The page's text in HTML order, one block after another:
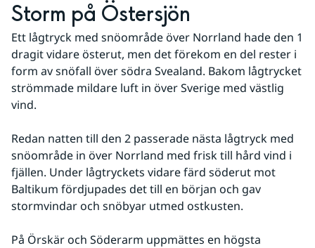
Storm på Östersjön
Ett lågtryck med snöområde över Norrland hade den 1
dragit vidare österut, men det förekom en del rester i
form av snöfall över södra Svealand. Bakom lågtrycket
strömmade mildare luft in över Sverige med västlig
vind.
Redan natten till den 2 passerade nästa lågtryck med
snöområde in över Norrland med frisk till hård vind i
fjällen. Under lågtryckets vidare färd söderut mot
Baltikum fördjupades det till en början och gav
stormvindar och snöbyar utmed ostkusten.
På Örskär och Söderarm uppmättes en högsta